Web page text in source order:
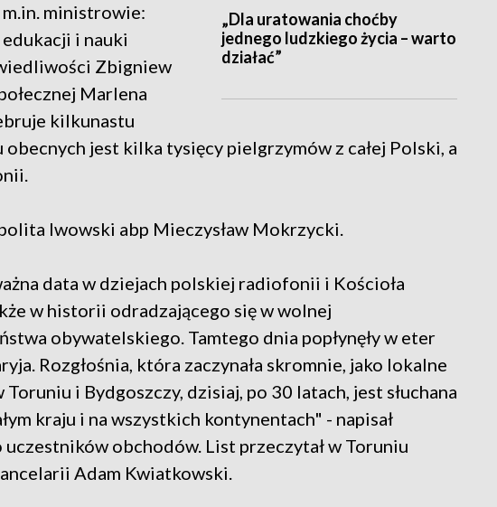
„Dla uratowania choćby
jednego ludzkiego życia – warto
działać”
ministrowie:
i nauki
Zbigniew
Marlena
kilkunastu
jest kilka tysięcy pielgrzymów z całej Polski, a
lwowski abp Mieczysław Mokrzycki.
data w dziejach polskiej radiofonii i Kościoła
w historii odradzającego się w wolnej
obywatelskiego. Tamtego dnia popłynęły w eter
Rozgłośnia, która zaczynała skromnie, jako lokalne
i Bydgoszczy, dzisiaj, po 30 latach, jest słuchana
kraju i na wszystkich kontynentach" - napisał
obchodów. List przeczytał w Toruniu
Adam Kwiatkowski.